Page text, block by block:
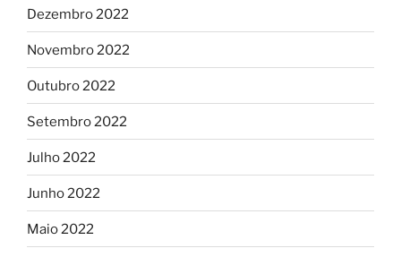
Dezembro 2022
Novembro 2022
Outubro 2022
Setembro 2022
Julho 2022
Junho 2022
Maio 2022